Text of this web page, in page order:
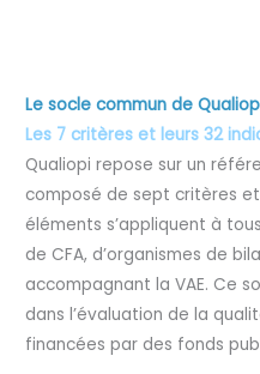
Le socle commun de
Les 7 critères et leurs 32
Qualiopi repose sur un
composé de sept critères
éléments s’appliquent à
de CFA, d’organismes de
accompagnant la VAE. Ce
dans l’évaluation de la
financées par des fonds